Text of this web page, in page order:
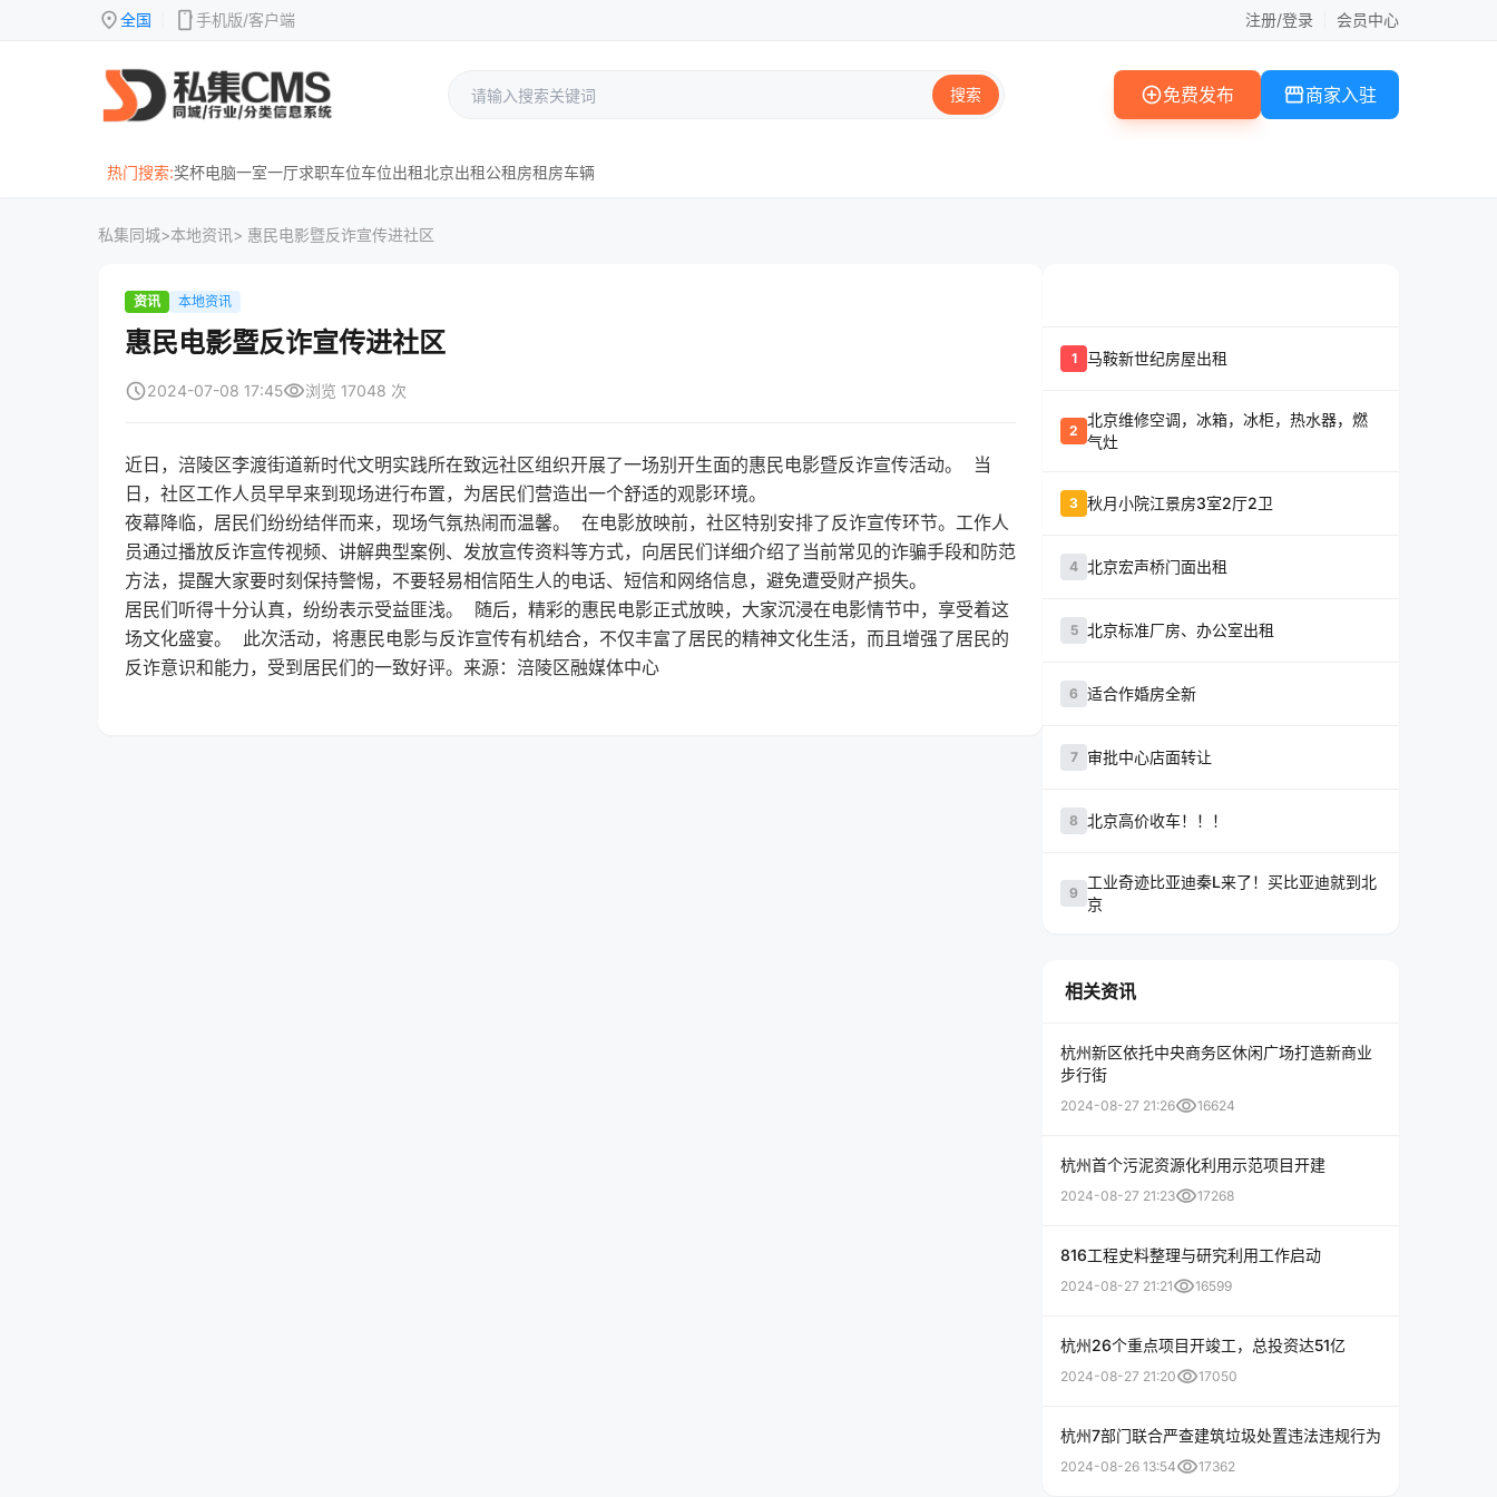
location_on全国 mobile手机版/客户端 注册/登录 会员中心
搜索 add_circle免费发布 storefront商家入驻
热门搜索:奖杯电脑一室一厅求职车位车位出租北京出租公租房租房车辆
私集同城>本地资讯> 惠民电影暨反诈宣传进社区
资讯 本地资讯
惠民电影暨反诈宣传进社区
schedule2024-07-08 17:45visibility浏览 17048 次
近日，涪陵区李渡街道新时代文明实践所在致远社区组织开展了一场别开生面的惠民电影暨反诈宣传活动。 当
日，社区工作人员早早来到现场进行布置，为居民们营造出一个舒适的观影环境。
夜幕降临，居民们纷纷结伴而来，现场气氛热闹而温馨。 在电影放映前，社区特别安排了反诈宣传环节。工作人
员通过播放反诈宣传视频、讲解典型案例、发放宣传资料等方式，向居民们详细介绍了当前常见的诈骗手段和防范
方法，提醒大家要时刻保持警惕，不要轻易相信陌生人的电话、短信和网络信息，避免遭受财产损失。
居民们听得十分认真，纷纷表示受益匪浅。 随后，精彩的惠民电影正式放映，大家沉浸在电影情节中，享受着这
场文化盛宴。 此次活动，将惠民电影与反诈宣传有机结合，不仅丰富了居民的精神文化生活，而且增强了居民的
反诈意识和能力，受到居民们的一致好评。来源：涪陵区融媒体中心
1 马鞍新世纪房屋出租
2
北京维修空调，冰箱，冰柜，热水器，燃
气灶
3 秋月小院江景房3室2厅2卫
4 北京宏声桥门面出租
5 北京标准厂房、办公室出租
6 适合作婚房全新
7 审批中心店面转让
8 北京高价收车！！！
9
工业奇迹比亚迪秦L来了！买比亚迪就到北
京
相关资讯
杭州新区依托中央商务区休闲广场打造新商业
步行街
2024-08-27 21:26visibility16624
杭州首个污泥资源化利用示范项目开建
2024-08-27 21:23visibility17268
816工程史料整理与研究利用工作启动
2024-08-27 21:21visibility16599
杭州26个重点项目开竣工，总投资达51亿
2024-08-27 21:20visibility17050
杭州7部门联合严查建筑垃圾处置违法违规行为
2024-08-26 13:54visibility17362